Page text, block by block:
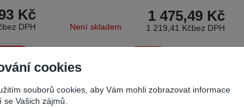
Kč
bez DPH
1 475,49 Kč
1 219,41 Kčbez DPH
Není skladem
cookies
souborů cookies, aby Vám mohli zobrazovat informace
se Vašich zájmů.